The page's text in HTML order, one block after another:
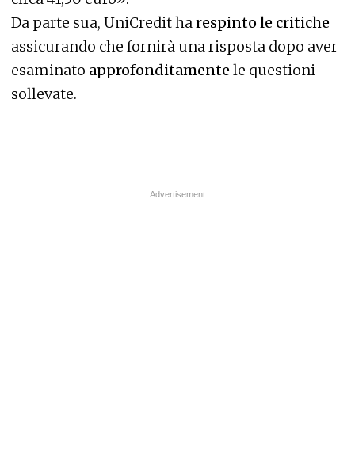
Da parte sua, UniCredit harespinto le critiche
assicurando che fornirà una risposta dopo aver
esaminato approfonditamente le questioni
sollevate.